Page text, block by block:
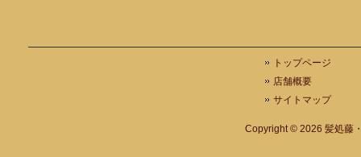
トップページ
店舗概要
サイトマップ
Copyright © 2026 髪処藤